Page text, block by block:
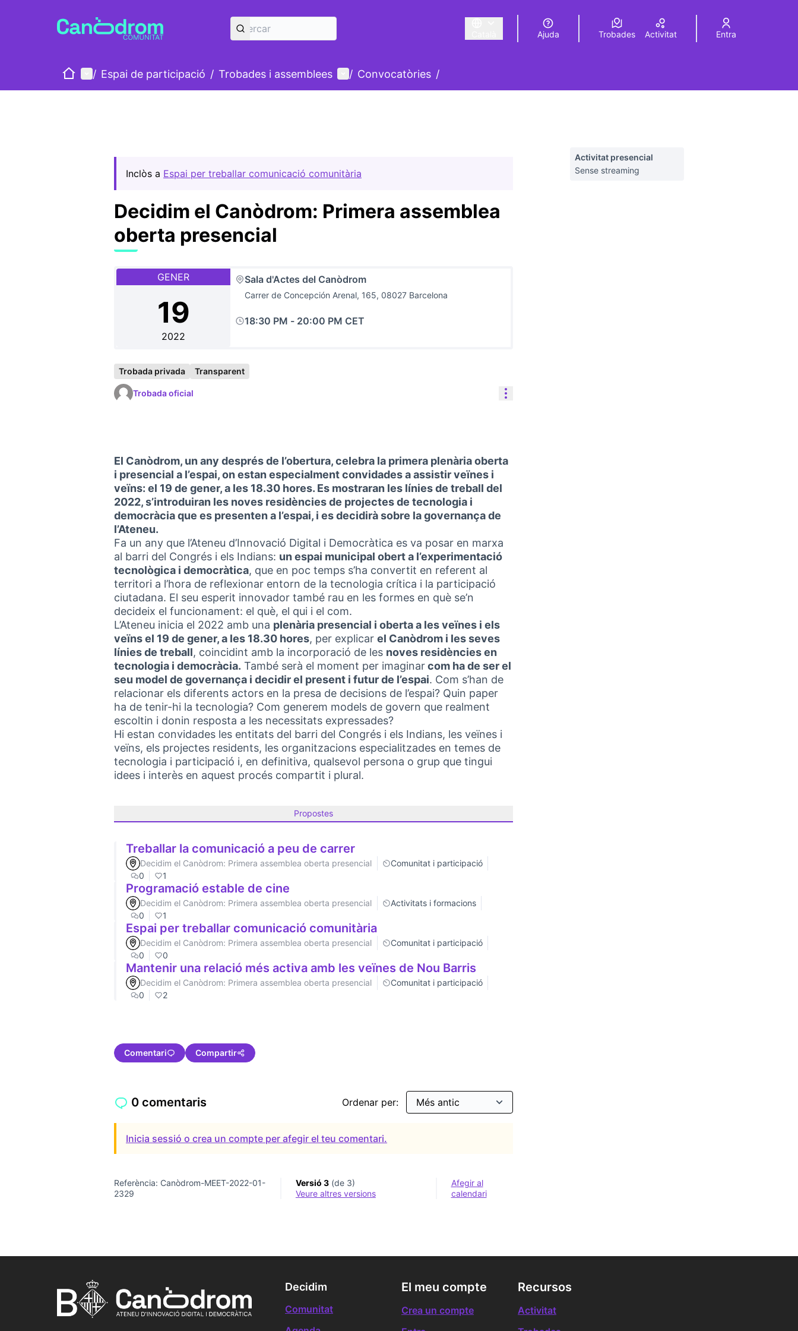
Triar la llengua Elegir el idioma Choose language
Ajuda Trobades Activitat Entra
IniciMenú principal
/ Espai de participació / Trobades i assemblees Menú d'usuari
/ Convocatòries /
Inclòs a Espai per treballar comunicació comunitària
Decidim el Canòdrom: Primera assemblea
oberta presencial
GENER
19
2022
Sala d'Actes del Canòdrom
Carrer de Concepción Arenal, 165, 08027 Barcelona
18:30 PM - 20:00 PM CET
Trobada privada Transparent
Trobada oficial Controls de recursos
El Canòdrom, un any després de l’obertura, celebra la primera plenària oberta
i presencial a l’espai, on estan especialment convidades a assistir veïnes i
veïns: el 19 de gener, a les 18.30 hores. Es mostraran les línies de treball del
2022, s’introduiran les noves residències de projectes de tecnologia i
democràcia que es presenten a l’espai, i es decidirà sobre la governança de
l’Ateneu.
Fa un any que l’Ateneu d’Innovació Digital i Democràtica es va posar en marxa
al barri del Congrés i els Indians: un espai municipal obert a l’experimentació
tecnològica i democràtica, que en poc temps s’ha convertit en referent al
territori a l’hora de reflexionar entorn de la tecnologia crítica i la participació
ciutadana. El seu esperit innovador també rau en les formes en què se’n
decideix el funcionament: el què, el qui i el com.
L’Ateneu inicia el 2022 amb una plenària presencial i oberta a les veïnes i els
veïns el 19 de gener, a les 18.30 hores, per explicar el Canòdrom i les seves
línies de treball, coincidint amb la incorporació de les noves residències en
tecnologia i democràcia. També serà el moment per imaginarcom ha de ser el
seu model de governança i decidir el present i futur de l’espai. Com s’han de
relacionar els diferents actors en la presa de decisions de l’espai? Quin paper
ha de tenir-hi la tecnologia? Com generem models de govern que realment
escoltin i donin resposta a les necessitats expressades?
Hi estan convidades les entitats del barri del Congrés i els Indians, les veïnes i
veïns, els projectes residents, les organitzacions especialitzades en temes de
tecnologia i participació i, en definitiva, qualsevol persona o grup que tingui
idees i interès en aquest procés compartit i plural.
Propostes
Treballar la comunicació a peu de carrer
Decidim el Canòdrom: Primera assemblea oberta presencial
Comunitat i participació
0
1
Programació estable de cine
Decidim el Canòdrom: Primera assemblea oberta presencial
Activitats i formacions
0
1
Espai per treballar comunicació comunitària
Decidim el Canòdrom: Primera assemblea oberta presencial
Comunitat i participació
0
0
Mantenir una relació més activa amb les veïnes de Nou Barris
Decidim el Canòdrom: Primera assemblea oberta presencial
Comunitat i participació
0
2
Comentari Compartir
Activitat presencial
Sense streaming
0 comentaris Ordenar per:
Inicia sessió o crea un compte per afegir el teu comentari.
Referència: Canòdrom-MEET-2022-01-
2329
Versió 3(de 3)
veure altres versions
Afegir al
calendari
Decidim
Comunitat
El meu compte
Crea un compte
Recursos
Activitat